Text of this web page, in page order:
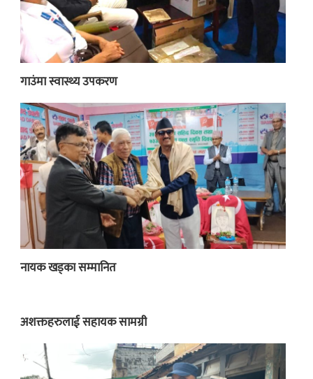
गाउंमा स्वास्थ्य उपकरण
नायक खड्का सम्मानित
अशक्तहरुलाई सहायक सामग्री